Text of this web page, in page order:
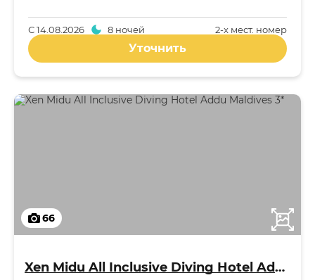
2-x мест. номер
С14.08.2026 8 ночей
Уточнить
66
Xen Midu All Inclusive Diving Hotel Addu Maldives 3*